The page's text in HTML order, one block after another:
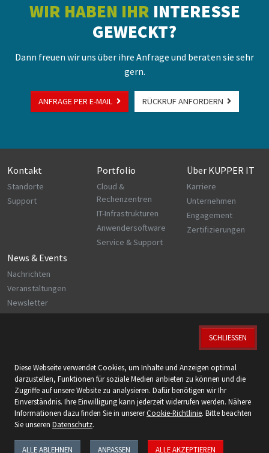
WIR HABEN IHR INTERESSE
GEWECKT?
Dann freuen wir uns über ihre Anfrage und beraten sie sehr
gern.
ANFRAGE PER E-MAIL RÜCKRUF ANFORDERN
Kontakt
Standorte
Support
Portfolio
Cloud &
Rechenzentren
IT-Infrastrukturen
Anwendersoftware
Service & Support
Über KUPPER IT
Karriere
Unternehmen
Engagement
Zertifizierungen
News & Events
Nachrichten
Veranstaltungen
Newsletter
Wir sind zertifiziert nach:
ISO 9001 | ISO 14001 | ISO 27001 | ISO 27018
Folgen Sie uns:
SCHLIESSEN
Diese Webseite verwendet Cookies, um Inhalte und Anzeigen optimal
darzustellen, Funktionen für soziale Medien anbieten zu können und die
Zugriffe auf unsere Website zu analysieren. Dafür benötigen wir Ihr
Einverständnis. Ihre Einwilligung kann jederzeit widerrufen werden. Nähere
Informationen dazu finden Sie in unsererCookie-Richtlinie. Bitte beachten
Sie unseren Datenschutz.
ALLE ABLEHNEN ANPASSEN ALLE AKZEPTIEREN